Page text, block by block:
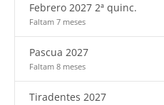
Febrero 2027 2ª quinc.
Faltam 7 meses
Pascua 2027
Faltam 8 meses
Tiradentes 2027